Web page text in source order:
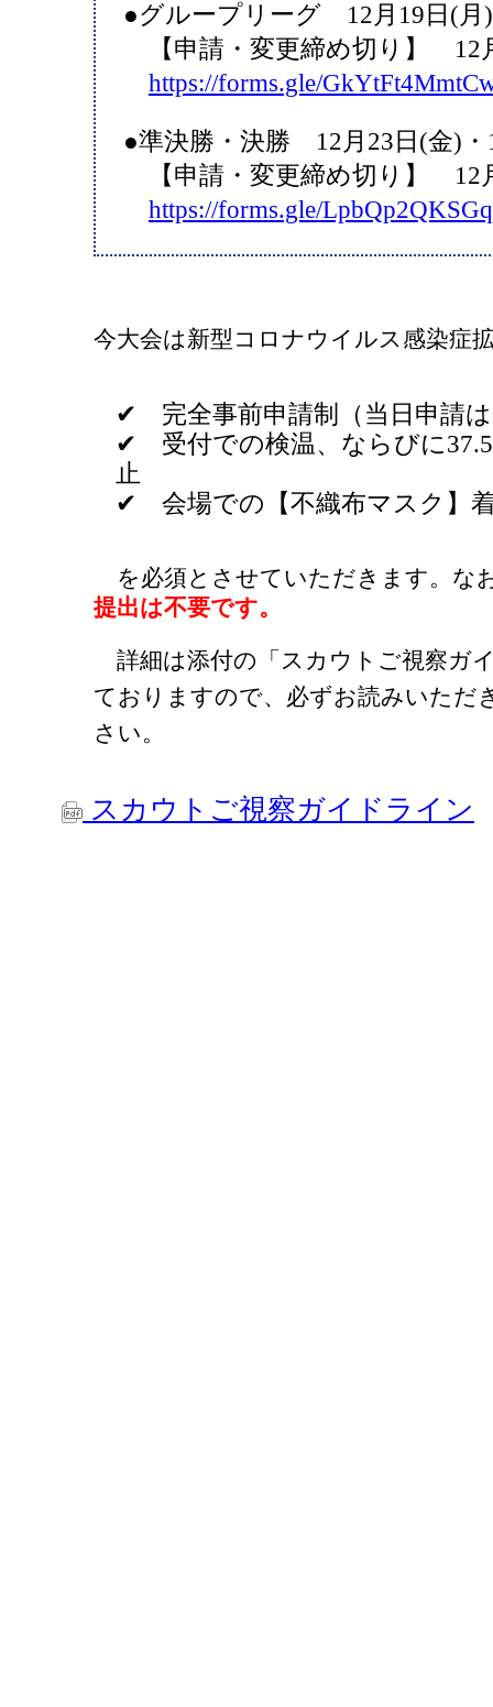
●グループリーグ 12月19日(月
【申請・変更締め切り】 12
https://forms.gle/
●準決勝・決勝 12月23日(金)・
【申請・変更締め切り】 12
https://forms.gle/
今大会は新型コロナウイルス感染症
✔ 完全事前申請制（当日申請
✔ 受付での検温、ならびに
止
✔ 会場での【不織布マスク】
を必須とさせていただきます。な
提出は不要です。
詳細は添付の「スカウトご視察ガ
ておりますので、必ずお読みいただ
さい。
スカウトご視察ガイドライン